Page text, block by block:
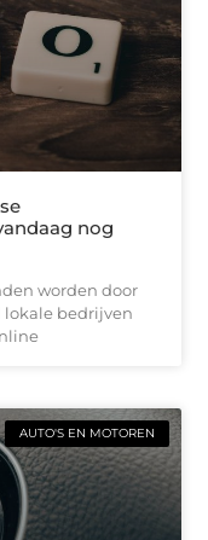
nog
worden door
lokale bedrijven
AUTO'S EN MOTOREN